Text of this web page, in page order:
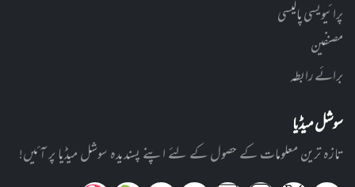
پرائیویسی پالیسی
مصنفین
برائے رابطہ
سوشل میڈیا
تازہ ترین معلومات کے حصول کے لئے اپنے پسندیدہ سوشل میڈیا پر آئیں!